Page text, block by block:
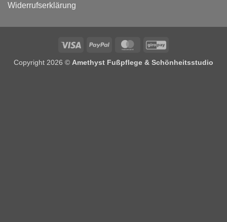
Widerrufserklärung
Visa PayPal MasterCardGiroPay
Copyright 2026 © Amethyst Fußpflege & Schönheitsstudio